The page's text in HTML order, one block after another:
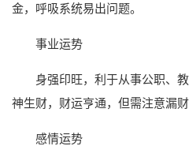
金，呼吸系统易出问题。
事业运势
身强印旺，利于从事公职、
神生财，财运亨通，但需注意漏财
感情运势